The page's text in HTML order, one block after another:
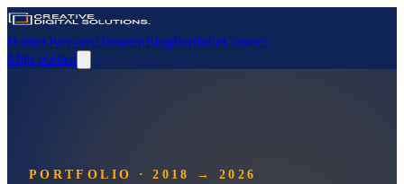
HomeOver onsDienstenBlogPortfolioContact
Mijn portaal
PORTFOLIO · 2018 → 2026